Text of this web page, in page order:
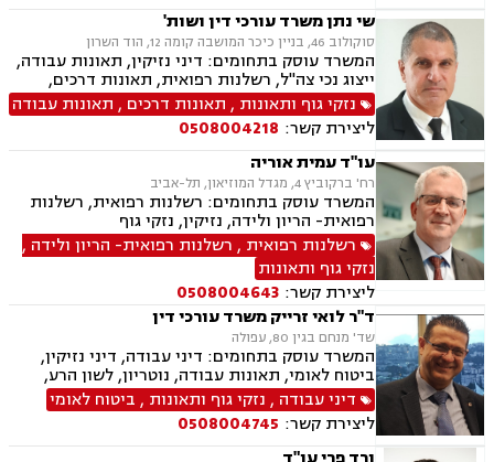
שי נתן משרד עורכי דין ושות'
סוקולוב 46, בניין כיכר המושבה קומה 12, הוד השרון
המשרד עוסק בתחומים: דיני נזיקין, תאונות עבודה,
ייצוג נכי צה"ל, רשלנות רפואית, תאונות דרכים,
משרד הביטחון, לשון הרע, ירושות וצוואות, ייפוי כוח
מתמשך
נזקי גוף ותאונות , תאונות דרכים , תאונות עבודה
ליצירת קשר: 0508004218
עו"ד עמית אוריה
רח' ברקוביץ 4, מגדל המוזיאון, תל-אביב
המשרד עוסק בתחומים: רשלנות רפואית, רשלנות
רפואית- הריון ולידה, נזיקין, נזקי גוף
רשלנות רפואית , רשלנות רפואית- הריון ולידה ,
נזקי גוף ותאונות
ליצירת קשר: 0508004643
ד"ר לואי זרייק משרד עורכי דין
שד' מנחם בגין 80, עפולה
המשרד עוסק בתחומים: דיני עבודה, דיני נזיקין,
ביטוח לאומי, תאונות עבודה, נוטריון, לשון הרע,
רשויות מקומיות, אבדן כושר עבודה , הטרדה מינית.
דיני עבודה , נזקי גוף ותאונות , ביטוח לאומי
ליצירת קשר: 0508004745